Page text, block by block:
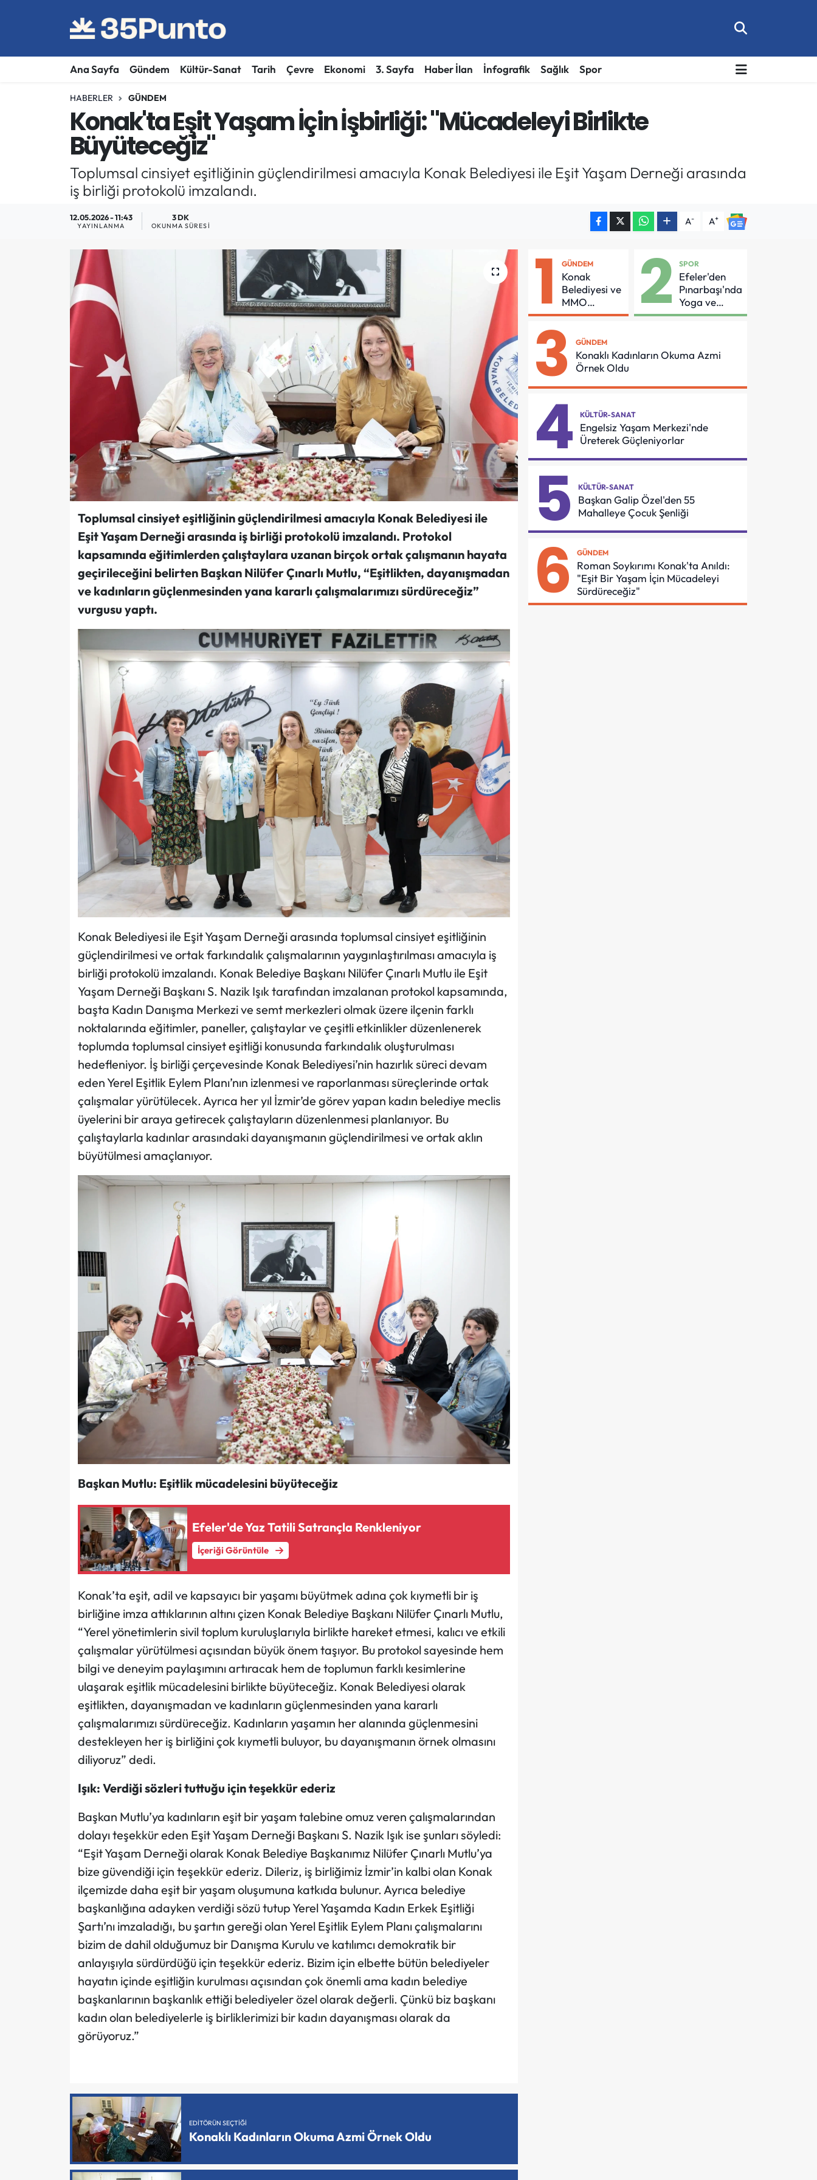
Ana Sayfa Gündem Kültür-Sanat Tarih Çevre Ekonomi 3. Sayfa Haber İlan İnfografik Sağlık Spor
HABERLER GÜNDEM
Konak'ta Eşit Yaşam İçin İşbirliği: "Mücadeleyi Birlikte
Büyüteceğiz"
Toplumsal cinsiyet eşitliğinin güçlendirilmesi amacıyla Konak Belediyesi ile Eşit Yaşam Derneği arasında
iş birliği protokolü imzalandı.
12.05.2026 - 11:43
YAYINLANMA
3 DK
OKUNMA SÜRESI A- A+
Toplumsal cinsiyet eşitliğinin güçlendirilmesi amacıyla Konak Belediyesi ile
Eşit Yaşam Derneği arasında iş birliği protokolü imzalandı. Protokol
kapsamında eğitimlerden çalıştaylara uzanan birçok ortak çalışmanın hayata
geçirileceğini belirten Başkan Nilüfer Çınarlı Mutlu, “Eşitlikten, dayanışmadan
ve kadınların güçlenmesinden yana kararlı çalışmalarımızı sürdüreceğiz”
vurgusu yaptı.
Konak Belediyesi ile Eşit Yaşam Derneği arasında toplumsal cinsiyet eşitliğinin
güçlendirilmesi ve ortak farkındalık çalışmalarının yaygınlaştırılması amacıyla iş
birliği protokolü imzalandı. Konak Belediye Başkanı Nilüfer Çınarlı Mutlu ile Eşit
Yaşam Derneği Başkanı S. Nazik Işık tarafından imzalanan protokol kapsamında,
başta Kadın Danışma Merkezi ve semt merkezleri olmak üzere ilçenin farklı
noktalarında eğitimler, paneller, çalıştaylar ve çeşitli etkinlikler düzenlenerek
toplumda toplumsal cinsiyet eşitliği konusunda farkındalık oluşturulması
hedefleniyor. İş birliği çerçevesinde Konak Belediyesi’nin hazırlık süreci devam
eden Yerel Eşitlik Eylem Planı’nın izlenmesi ve raporlanması süreçlerinde ortak
çalışmalar yürütülecek. Ayrıca her yıl İzmir’de görev yapan kadın belediye meclis
üyelerini bir araya getirecek çalıştayların düzenlenmesi planlanıyor. Bu
çalıştaylarla kadınlar arasındaki dayanışmanın güçlendirilmesi ve ortak aklın
büyütülmesi amaçlanıyor.
Başkan Mutlu: Eşitlik mücadelesini büyüteceğiz
Efeler'de Yaz Tatili Satrançla Renkleniyor
İçeriği Görüntüle
Konak’ta eşit, adil ve kapsayıcı bir yaşamı büyütmek adına çok kıymetli bir iş
birliğine imza attıklarının altını çizen Konak Belediye Başkanı Nilüfer Çınarlı Mutlu,
“Yerel yönetimlerin sivil toplum kuruluşlarıyla birlikte hareket etmesi, kalıcı ve etkili
çalışmalar yürütülmesi açısından büyük önem taşıyor. Bu protokol sayesinde hem
bilgi ve deneyim paylaşımını artıracak hem de toplumun farklı kesimlerine
ulaşarak eşitlik mücadelesini birlikte büyüteceğiz. Konak Belediyesi olarak
eşitlikten, dayanışmadan ve kadınların güçlenmesinden yana kararlı
çalışmalarımızı sürdüreceğiz. Kadınların yaşamın her alanında güçlenmesini
destekleyen her iş birliğini çok kıymetli buluyor, bu dayanışmanın örnek olmasını
diliyoruz” dedi.
Işık: Verdiği sözleri tuttuğu için teşekkür ederiz
Başkan Mutlu’ya kadınların eşit bir yaşam talebine omuz veren çalışmalarından
dolayı teşekkür eden Eşit Yaşam Derneği Başkanı S. Nazik Işık ise şunları söyledi:
“Eşit Yaşam Derneği olarak Konak Belediye Başkanımız Nilüfer Çınarlı Mutlu’ya
bize güvendiği için teşekkür ederiz. Dileriz, iş birliğimiz İzmir’in kalbi olan Konak
ilçemizde daha eşit bir yaşam oluşumuna katkıda bulunur. Ayrıca belediye
başkanlığına adayken verdiği sözü tutup Yerel Yaşamda Kadın Erkek Eşitliği
Şartı’nı imzaladığı, bu şartın gereği olan Yerel Eşitlik Eylem Planı çalışmalarını
bizim de dahil olduğumuz bir Danışma Kurulu ve katılımcı demokratik bir
anlayışıyla sürdürdüğü için teşekkür ederiz. Bizim için elbette bütün belediyeler
hayatın içinde eşitliğin kurulması açısından çok önemli ama kadın belediye
başkanlarının başkanlık ettiği belediyeler özel olarak değerli. Çünkü biz başkanı
kadın olan belediyelerle iş birliklerimizi bir kadın dayanışması olarak da
görüyoruz.”
EDITÖRÜN SEÇTIĞI
Konaklı Kadınların Okuma Azmi Örnek Oldu
1 GÜNDEM
Konak
Belediyesi ve
MMO
Arasında
Güvenliği İçin
Önemli
Protokol
2 SPOR
Efeler'den
Pınarbaşı'nda
Yoga ve
Pilates
3 GÜNDEM
Konaklı Kadınların Okuma Azmi
Örnek Oldu
4 KÜLTÜR-SANAT
Engelsiz Yaşam Merkezi'nde
Üreterek Güçleniyorlar
5 KÜLTÜR-SANAT
Başkan Galip Özel'den 55
Mahalleye Çocuk Şenliği
6 GÜNDEM
Roman Soykırımı Konak'ta Anıldı:
"Eşit Bir Yaşam İçin Mücadeleyi
Sürdüreceğiz"